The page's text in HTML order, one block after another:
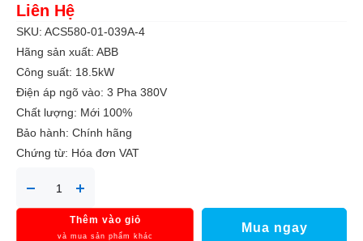
Liên Hệ
SKU: ACS580-01-039A-4
Hãng sản xuất: ABB
Công suất: 18.5kW
Điện áp ngõ vào: 3 Pha 380V
Chất lượng: Mới 100%
Bảo hành: Chính hãng
Chứng từ: Hóa đơn VAT
Thêm vào giỏ
và mua sản phẩm khác
Mua ngay